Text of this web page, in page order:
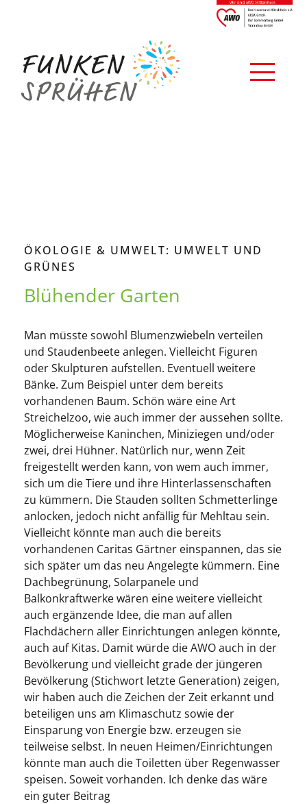
ÖKOLOGIE & UMWELT: UMWELT UND
GRÜNES
Blühender Garten
Man müsste sowohl Blumenzwiebeln verteilen
und Staudenbeete anlegen. Vielleicht Figuren
oder Skulpturen aufstellen. Eventuell weitere
Bänke. Zum Beispiel unter dem bereits
vorhandenen Baum. Schön wäre eine Art
Streichelzoo, wie auch immer der aussehen sollte.
Möglicherweise Kaninchen, Miniziegen und/oder
zwei, drei Hühner. Natürlich nur, wenn Zeit
freigestellt werden kann, von wem auch immer,
sich um die Tiere und ihre Hinterlassenschaften
zu kümmern. Die Stauden sollten Schmetterlinge
anlocken, jedoch nicht anfällig für Mehltau sein.
Vielleicht könnte man auch die bereits
vorhandenen Caritas Gärtner einspannen, das sie
sich später um das neu Angelegte kümmern. Eine
Dachbegrünung, Solarpanele und
Balkonkraftwerke wären eine weitere vielleicht
auch ergänzende Idee, die man auf allen
Flachdächern aller Einrichtungen anlegen könnte,
auch auf Kitas. Damit würde die AWO auch in der
Bevölkerung und vielleicht grade der jüngeren
Bevölkerung (Stichwort letzte Generation) zeigen,
wir haben auch die Zeichen der Zeit erkannt und
beteiligen uns am Klimaschutz sowie der
Einsparung von Energie bzw. erzeugen sie
teilweise selbst. In neuen Heimen/Einrichtungen
könnte man auch die Toiletten über Regenwasser
speisen. Soweit vorhanden. Ich denke das wäre
ein guter Beitrag